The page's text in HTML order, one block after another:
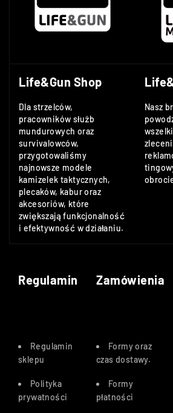
Life&Gun Shop
Dla strzelców,
pracowników służb
mundurowych oraz
survivalowców,
przygotowaliśmy
najnowsze modele
kamizelek taktycznych,
plecaków, kabur oraz
akcesoriów, które
zwiększają funkcjonalność
i efektywność w działaniu.
Nasz
Regulamin Zamówienia
Regulamin
sklepu
Polityka
prywatności
Formy oraz
czas dostawy.
Formy
płatności